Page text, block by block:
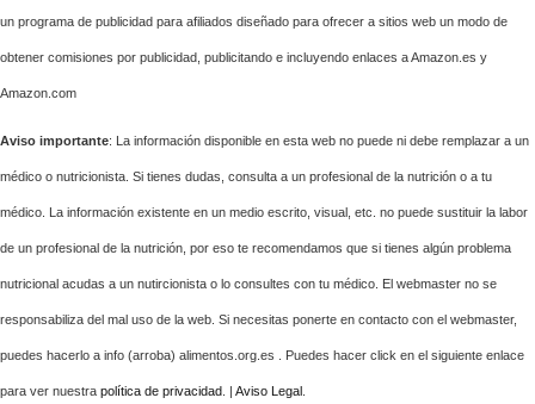
un programa de publicidad para afiliados diseñado para ofrecer a sitios web un modo de
obtener comisiones por publicidad, publicitando e incluyendo enlaces a Amazon.es y
Amazon.com
Aviso importante: La información disponible en esta web no puede ni debe remplazar a un
médico o nutricionista. Si tienes dudas, consulta a un profesional de la nutrición o a tu
médico. La información existente en un medio escrito, visual, etc. no puede sustituir la labor
de un profesional de la nutrición, por eso te recomendamos que si tienes algún problema
nutricional acudas a un nutircionista o lo consultes con tu médico. El webmaster no se
responsabiliza del mal uso de la web. Si necesitas ponerte en contacto con el webmaster,
puedes hacerlo a info (arroba) alimentos.org.es . Puedes hacer click en el siguiente enlace
para ver nuestra política de privacidad . | Aviso Legal